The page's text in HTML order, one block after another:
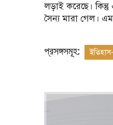
লড়াই করেছে।
সৈন্য মারা গেল।
প্রসঙ্গসমূহ: